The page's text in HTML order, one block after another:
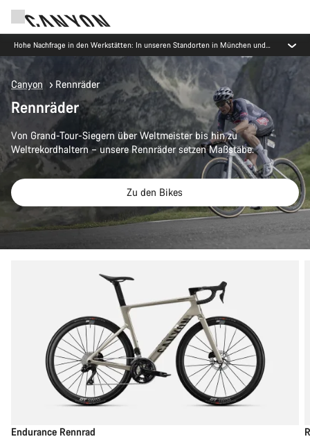
Hohe Nachfrage in den Werkstätten: In unseren Standorten in München und
Koblenz gibt es derzeit längere Wartezeiten als üblich.
Canyon Rennräder
Rennräder
Von Grand-Tour-Siegern über Weltmeister bis hin zu
Weltrekordhaltern – unsere Rennräder setzen Maßstäbe.
Zu den Bikes
Endurance Rennrad